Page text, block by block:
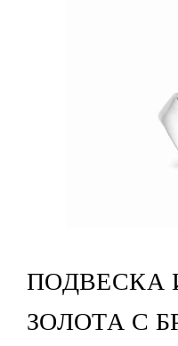
ПОДВЕСКА
ЗОЛОТА С